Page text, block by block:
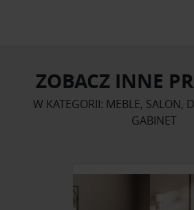
ZOBACZ INNE
W KATEGORII: MEBLE, SALON,
GABINET